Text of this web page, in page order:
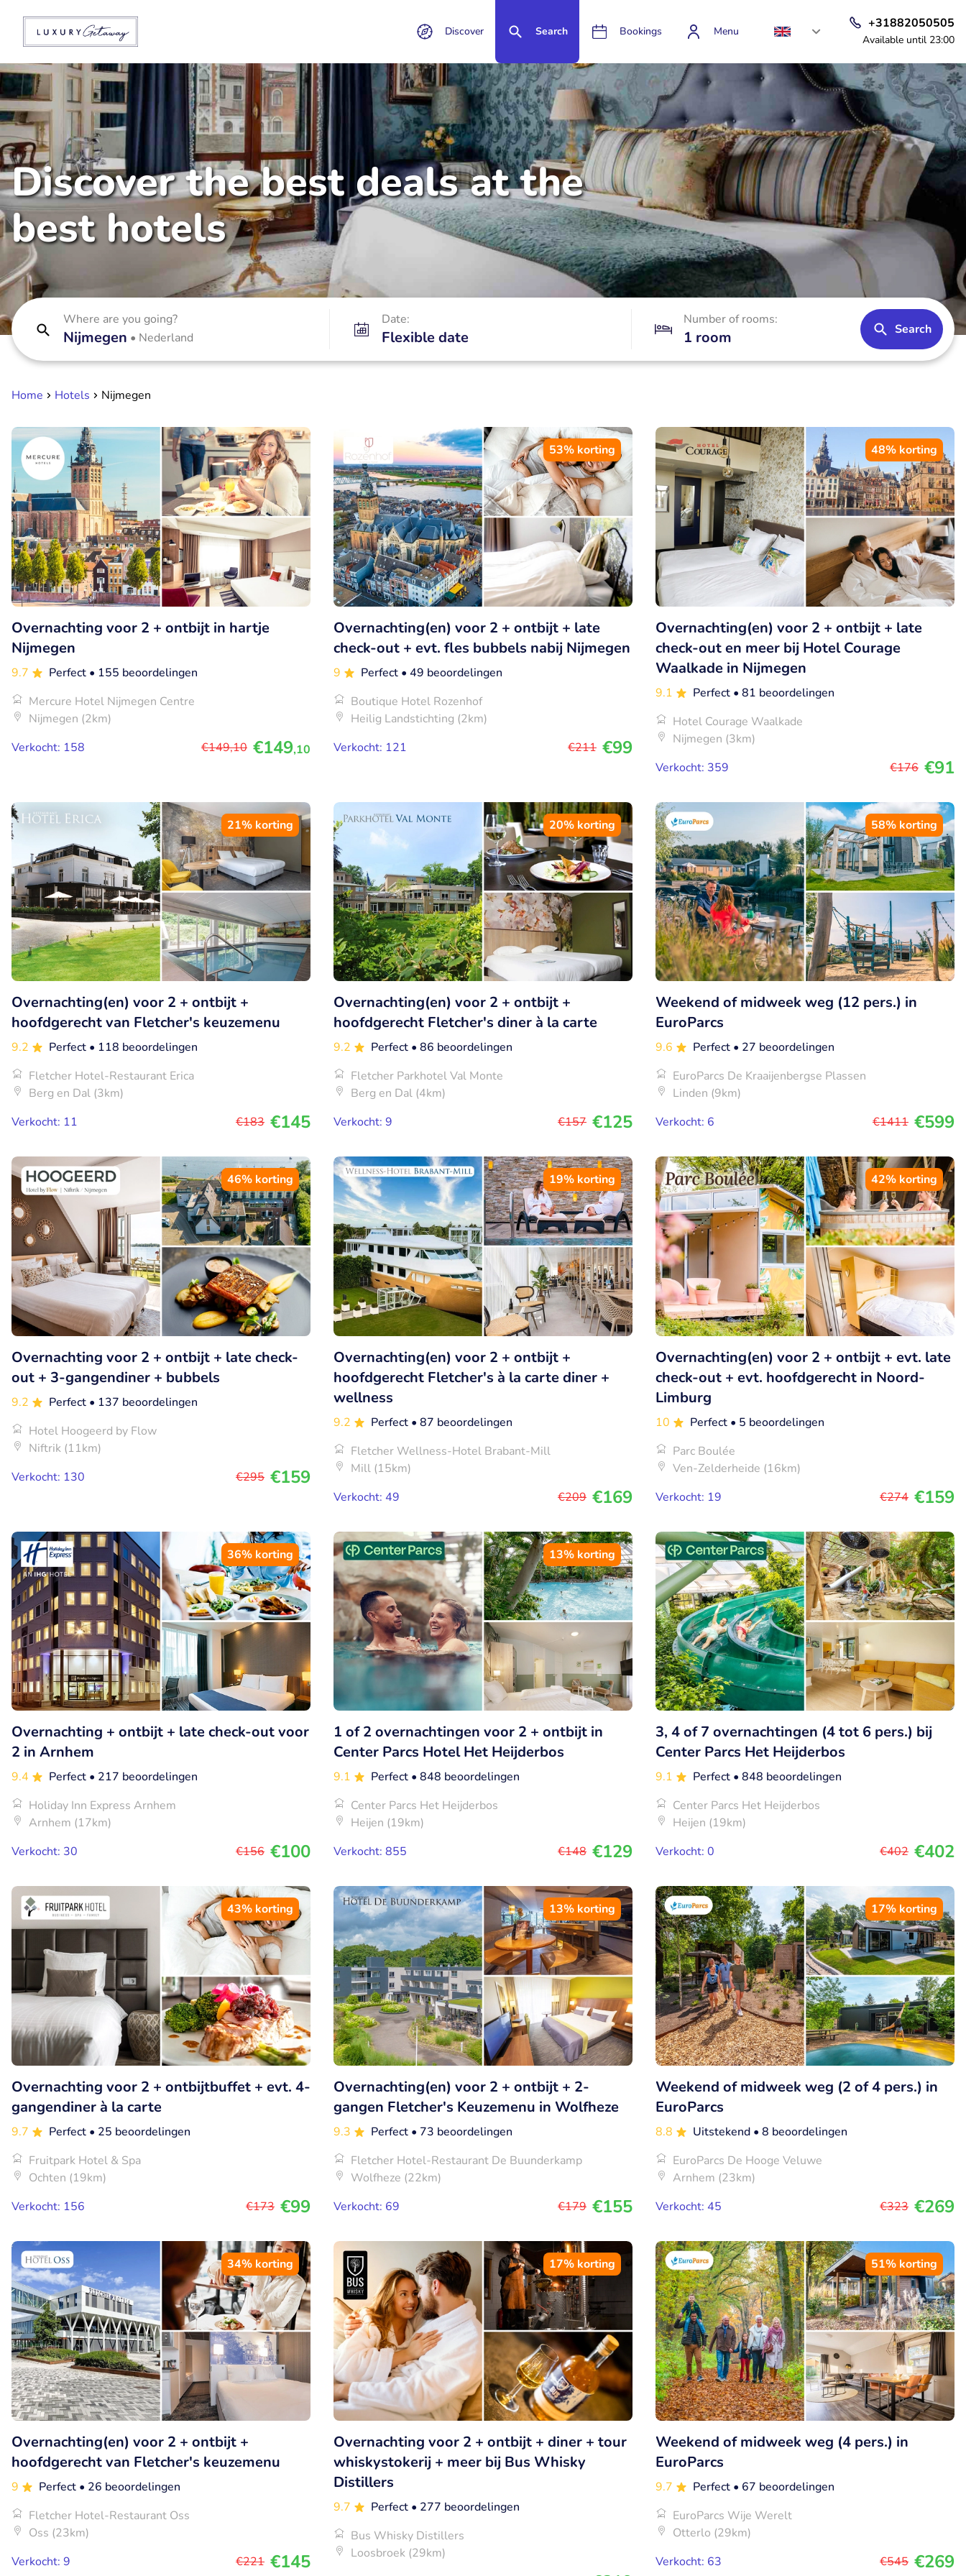
Discover Search Bookings Menu
+31882050505
Available until 23:00
Discover the best deals at the
best hotels
Where are you going?
Nijmegen • Nederland
Date:
Flexible date
Number of rooms:
1 room Search
Home Hotels Nijmegen
Overnachting voor 2 + ontbijt in hartje
Nijmegen
9.7 Perfect • 155 beoordelingen
Mercure Hotel Nijmegen Centre
Nijmegen (2km)
Verkocht: 158
€149,10 €149,10
53% korting
Overnachting(en) voor 2 + ontbijt + late
check-out + evt. fles bubbels nabij Nijmegen
9 Perfect • 49 beoordelingen
Boutique Hotel Rozenhof
Heilig Landstichting (2km)
Verkocht: 121
€211 €99
48% korting
Overnachting(en) voor 2 + ontbijt + late
check-out en meer bij Hotel Courage
Waalkade in Nijmegen
9.1 Perfect • 81 beoordelingen
Hotel Courage Waalkade
Nijmegen (3km)
Verkocht: 359
€176 €91
21% korting
Overnachting(en) voor 2 + ontbijt +
hoofdgerecht van Fletcher's keuzemenu
9.2 Perfect • 118 beoordelingen
Fletcher Hotel-Restaurant Erica
Berg en Dal (3km)
Verkocht: 11
€183 €145
20% korting
Overnachting(en) voor 2 + ontbijt +
hoofdgerecht Fletcher's diner à la carte
9.2 Perfect • 86 beoordelingen
Fletcher Parkhotel Val Monte
Berg en Dal (4km)
Verkocht: 9
€157 €125
58% korting
Weekend of midweek weg (12 pers.) in
EuroParcs
9.6 Perfect • 27 beoordelingen
EuroParcs De Kraaijenbergse Plassen
Linden (9km)
Verkocht: 6
€1411 €599
46% korting
Overnachting voor 2 + ontbijt + late check-
out + 3-gangendiner + bubbels
9.2 Perfect • 137 beoordelingen
Hotel Hoogeerd by Flow
Niftrik (11km)
Verkocht: 130
€295 €159
19% korting
Overnachting(en) voor 2 + ontbijt +
hoofdgerecht Fletcher's à la carte diner +
wellness
9.2 Perfect • 87 beoordelingen
Fletcher Wellness-Hotel Brabant-Mill
Mill (15km)
Verkocht: 49
€209 €169
42% korting
Overnachting(en) voor 2 + ontbijt + evt. late
check-out + evt. hoofdgerecht in Noord-
Limburg
10 Perfect • 5 beoordelingen
Parc Boulée
Ven-Zelderheide (16km)
Verkocht: 19
€274 €159
36% korting
Overnachting + ontbijt + late check-out voor
2 in Arnhem
9.4 Perfect • 217 beoordelingen
Holiday Inn Express Arnhem
Arnhem (17km)
Verkocht: 30
€156 €100
13% korting
1 of 2 overnachtingen voor 2 + ontbijt in
Center Parcs Hotel Het Heijderbos
9.1 Perfect • 848 beoordelingen
Center Parcs Het Heijderbos
Heijen (19km)
Verkocht: 855
€148 €129
3, 4 of 7 overnachtingen (4 tot 6 pers.) bij
Center Parcs Het Heijderbos
9.1 Perfect • 848 beoordelingen
Center Parcs Het Heijderbos
Heijen (19km)
Verkocht: 0
€402 €402
43% korting
Overnachting voor 2 + ontbijtbuffet + evt. 4-
gangendiner à la carte
9.7 Perfect • 25 beoordelingen
Fruitpark Hotel & Spa
Ochten (19km)
Verkocht: 156
€173 €99
13% korting
Overnachting(en) voor 2 + ontbijt + 2-
gangen Fletcher's Keuzemenu in Wolfheze
9.3 Perfect • 73 beoordelingen
Fletcher Hotel-Restaurant De Buunderkamp
Wolfheze (22km)
Verkocht: 69
€179 €155
17% korting
Weekend of midweek weg (2 of 4 pers.) in
EuroParcs
8.8 Uitstekend • 8 beoordelingen
EuroParcs De Hooge Veluwe
Arnhem (23km)
Verkocht: 45
€323 €269
34% korting
Overnachting(en) voor 2 + ontbijt +
hoofdgerecht van Fletcher's keuzemenu
9 Perfect • 26 beoordelingen
Fletcher Hotel-Restaurant Oss
Oss (23km)
Verkocht: 9
€221 €145
17% korting
Overnachting voor 2 + ontbijt + diner + tour
whiskystokerij + meer bij Bus Whisky
Distillers
9.7 Perfect • 277 beoordelingen
Bus Whisky Distillers
Loosbroek (29km)
51% korting
Weekend of midweek weg (4 pers.) in
EuroParcs
9.7 Perfect • 67 beoordelingen
EuroParcs Wije Werelt
Otterlo (29km)
Verkocht: 63
€545 €269